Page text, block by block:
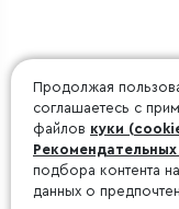
Продолжая
соглашаетесь с
файлов куки
Рекомендательных
подбора контента
данных о